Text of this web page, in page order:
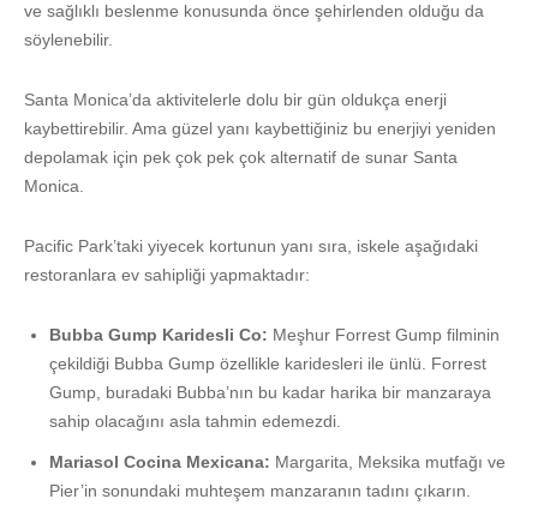
ve sağlıklı beslenme konusunda önce şehirlenden olduğu da
söylenebilir.
Santa Monica’da aktivitelerle dolu bir gün oldukça enerji
kaybettirebilir. Ama güzel yanı kaybettiğiniz bu enerjiyi yeniden
depolamak için pek çok pek çok alternatif de sunar Santa
Monica.
Pacific Park’taki yiyecek kortunun yanı sıra, iskele aşağıdaki
restoranlara ev sahipliği yapmaktadır:
Bubba Gump Karidesli Co: Meşhur Forrest Gump filminin
çekildiği Bubba Gump özellikle karidesleri ile ünlü. Forrest
Gump, buradaki Bubba’nın bu kadar harika bir manzaraya
sahip olacağını asla tahmin edemezdi.
Mariasol Cocina Mexicana: Margarita, Meksika mutfağı ve
Pier’in sonundaki muhteşem manzaranın tadını çıkarın.